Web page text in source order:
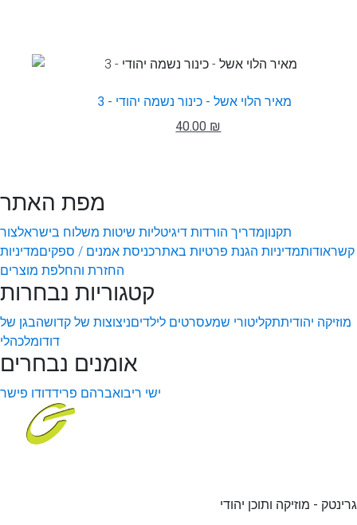
מאיר הלוי אשל - כינור נשמה יהודי - 3
40.00 ₪
מפת האתר
תקנוןמדריך הורדות דיגיטליות שיטות משלוח בישראלצור
קשראודותמדיניות הגנת פרטיות באתרכניסת אמנים / ספקיםמדיניות
החזרת והחלפת מוצרים
קטגוריות נבחרות
מוזיקה יהודיתתקליטורי שמעסרטים לילדיםניצוצות של קדושהבגן של
דודומלכהלי
אומנים נבחרים
ישי ריבואברהם פרידדודו פישר
גרינטק - מוזיקה ותוכן יהודי